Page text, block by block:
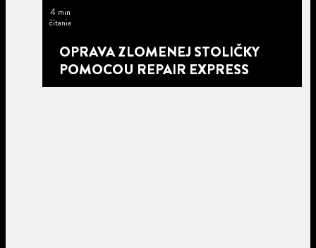
4 min
čítania
OPRAVA ZLOMENEJ STOLIČKY
POMOCOU REPAIR EXPRESS